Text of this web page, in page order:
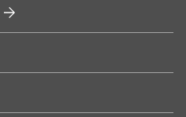
る指針
グス